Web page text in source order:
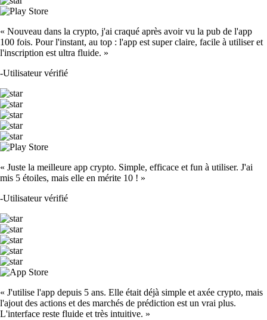
« Nouveau dans la crypto, j'ai craqué après avoir vu la pub de l'app
100 fois. Pour l'instant, au top : l'app est super claire, facile à utiliser et
l'inscription est ultra fluide. »
-Utilisateur vérifié
« Juste la meilleure app crypto. Simple, efficace et fun à utiliser. J'ai
mis 5 étoiles, mais elle en mérite 10 ! »
-Utilisateur vérifié
« J'utilise l'app depuis 5 ans. Elle était déjà simple et axée crypto, mais
l'ajout des actions et des marchés de prédiction est un vrai plus.
L'interface reste fluide et très intuitive. »